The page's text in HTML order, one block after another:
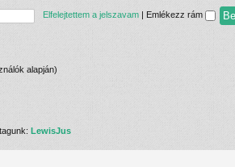
Elfelejtettem a jelszavam Emlékezz rám
alapján)
LewisJus